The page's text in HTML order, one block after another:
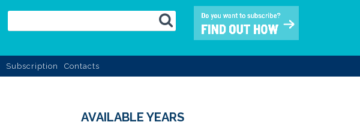
Subscription Contacts
AVAILABLE YEARS